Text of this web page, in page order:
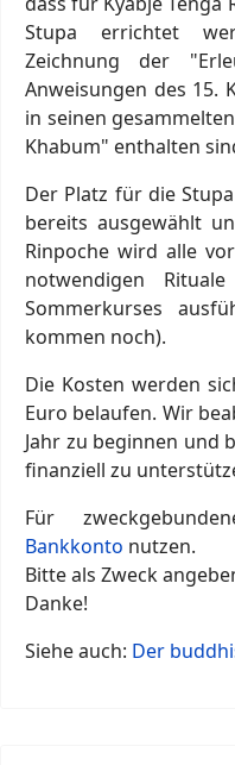
Stupa errichtet
Zeichnung der
Anweisungen des 15.
in seinen
Khabum" enthalten
Der Platz für die
bereits ausgewählt
Rinpoche wird alle
notwendigen
Sommerkurses
kommen noch).
Die Kosten werden
Euro belaufen. Wir
Jahr zu beginnen und
finanziell zu
Für
Bankkonto nutzen.
Bitte als Zweck
Danke!
Siehe auch: Der